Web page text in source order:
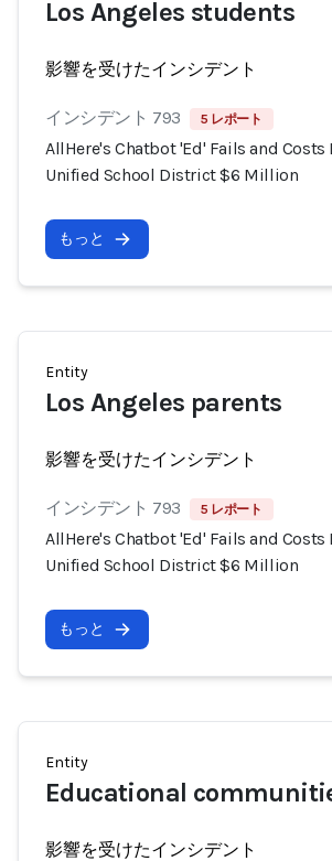
Los Angeles students
影響を受けたインシデント
インシデント 793 5 レポート
AllHere's Chatbot 'Ed' Fails and Costs
Unified School District $6 Million
もっと
Entity
Los Angeles parents
影響を受けたインシデント
インシデント 793 5 レポート
AllHere's Chatbot 'Ed' Fails and Costs
Unified School District $6 Million
もっと
Entity
Educational
影響を受けたインシデント